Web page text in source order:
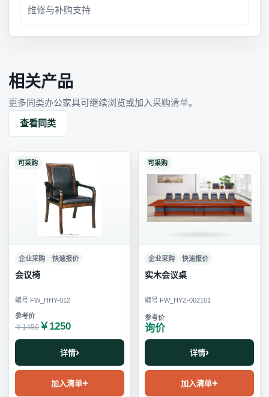
维修与补购支持
相关产品
更多同类办公家具可继续浏览或加入采购清单。
查看同类
可采购
企业采购 快速报价
会议椅
编号 FW_HHY-012
￥1450 ￥1250
详情
加入清单
可采购
企业采购 快速报价
实木会议桌
编号 FW_HYZ-002101
询价
详情
加入清单